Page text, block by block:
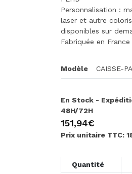
Personnalisation :
laser et autre coloris
disponibles sur
Fabriquée en France
Modèle CAISSE-
En Stock -
48H/72H
151,94€
Prix unitaire TTC:
Quantité